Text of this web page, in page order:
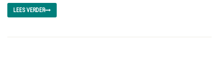
LEES VERDER